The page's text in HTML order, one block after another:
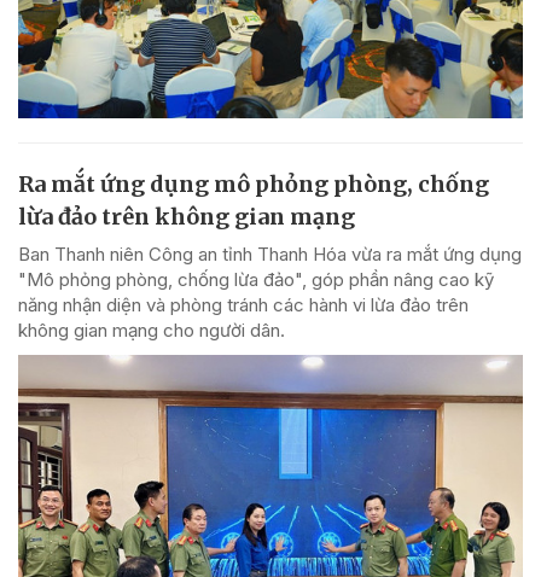
Ra mắt ứng dụng mô phỏng phòng, chống
lừa đảo trên không gian mạng
Ban Thanh niên Công an tỉnh Thanh Hóa vừa ra mắt ứng dụng
"Mô phỏng phòng, chống lừa đảo", góp phần nâng cao kỹ
năng nhận diện và phòng tránh các hành vi lừa đảo trên
không gian mạng cho người dân.